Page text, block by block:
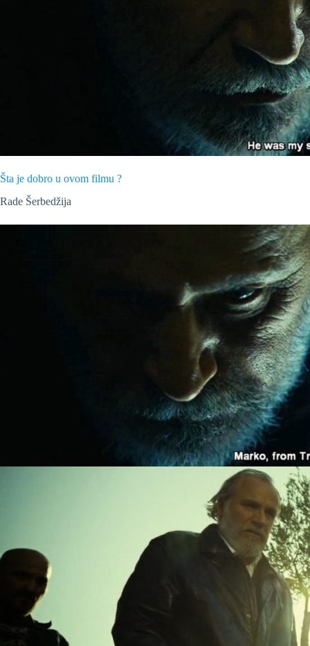
Šta je dobro u ovom filmu ?
Rade Šerbedžija